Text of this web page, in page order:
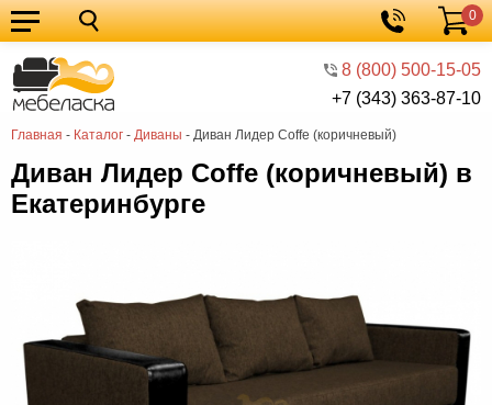
8 (800) 500-15-05
+7 (343) 363-87-10
Корзина
0
Главная - Каталог - Диваны - Диван Лидер Coffe (коричневый)
Кухонные
гарнитуры
Мебель
для
кухни
Мебель
для
спальни
Кровати
Шкафы
Диваны
мебель
Мебель
Мебель
Диван Лидер Coffe (коричневый) в
Екатеринбурге